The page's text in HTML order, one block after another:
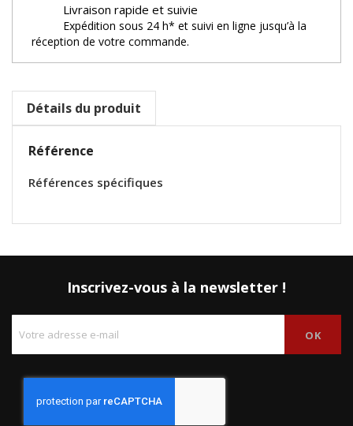
Livraison rapide et suivie
Expédition sous 24 h* et suivi en ligne jusqu’à la
réception de votre commande.
Détails du produit
Référence
Références spécifiques
Inscrivez-vous à la newsletter !